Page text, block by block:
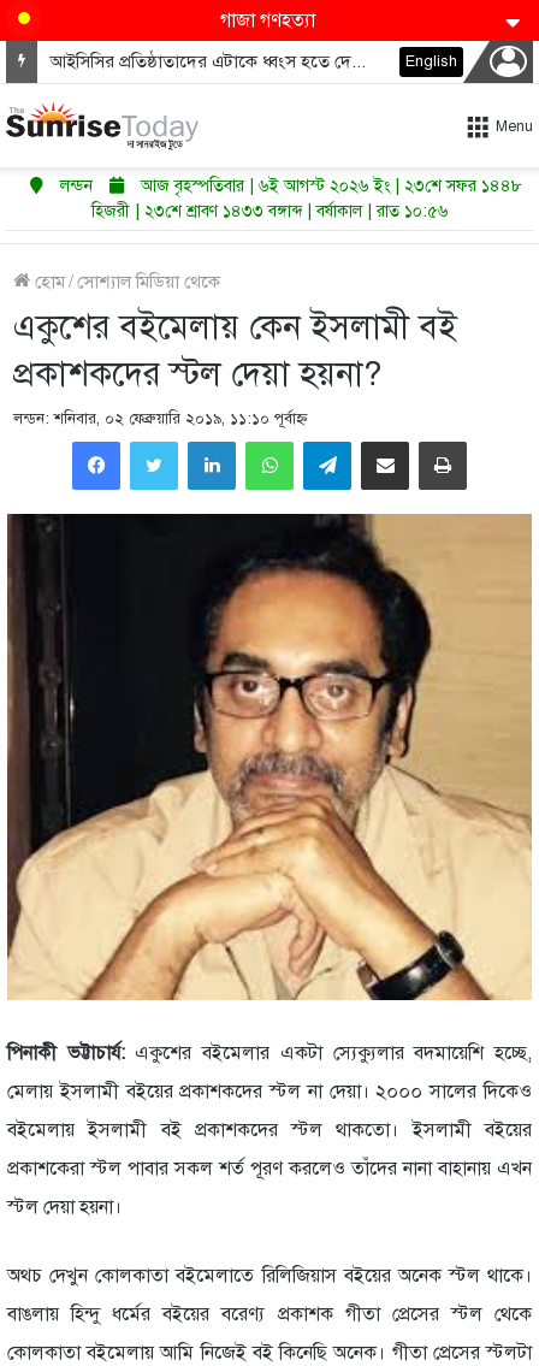
গাজা গণহত্যা
আইসিসির প্রতিষ্ঠাতাদের এটাকে ধ্বংস হতে দেওয়া উচিত নয় English
Menu
লন্ডন
আজ বৃহস্পতিবার | ৬ই আগস্ট ২০২৬ ইং | ২৩শে সফর ১৪৪৮
হিজরী | ২৩শে শ্রাবণ ১৪৩৩ বঙ্গাব্দ | বর্ষাকাল | রাত ১০:৫৬
হোম/সোশ্যাল মিডিয়া থেকে
একুশের বইমেলায় কেন ইসলামী বই
প্রকাশকদের স্টল দেয়া হয়না?
লন্ডন: শনিবার, ০২ ফেব্রুয়ারি ২০১৯, ১১:১০ পূর্বাহ্ণ
LinkedInWhatsAppTelegramShare via Email Print
পিনাকী ভট্টাচার্য:একুশের বইমেলার একটা স্যেক্যুলার বদমায়েশি হচ্ছে,
মেলায় ইসলামী বইয়ের প্রকাশকদের স্টল না দেয়া। ২০০০ সালের দিকেও
বইমেলায় ইসলামী বই প্রকাশকদের স্টল থাকতো। ইসলামী বইয়ের
প্রকাশকেরা স্টল পাবার সকল শর্ত পূরণ করলেও তাঁদের নানা বাহানায় এখন
স্টল দেয়া হয়না।
অথচ দেখুন কোলকাতা বইমেলাতে রিলিজিয়াস বইয়ের অনেক স্টল থাকে।
বাঙলায় হিন্দু ধর্মের বইয়ের বরেণ্য প্রকাশক গীতা প্রেসের স্টল থেকে
কোলকাতা বইমেলায় আমি নিজেই বই কিনেছি অনেক। গীতা প্রেসের স্টলটা